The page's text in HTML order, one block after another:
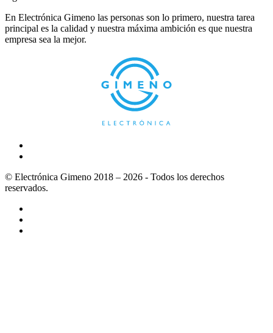
En Electrónica Gimeno las personas son lo primero, nuestra tarea
principal es la calidad y nuestra máxima ambición es que nuestra
empresa sea la mejor.
© Electrónica Gimeno 2018 – 2026 - Todos los derechos
reservados.